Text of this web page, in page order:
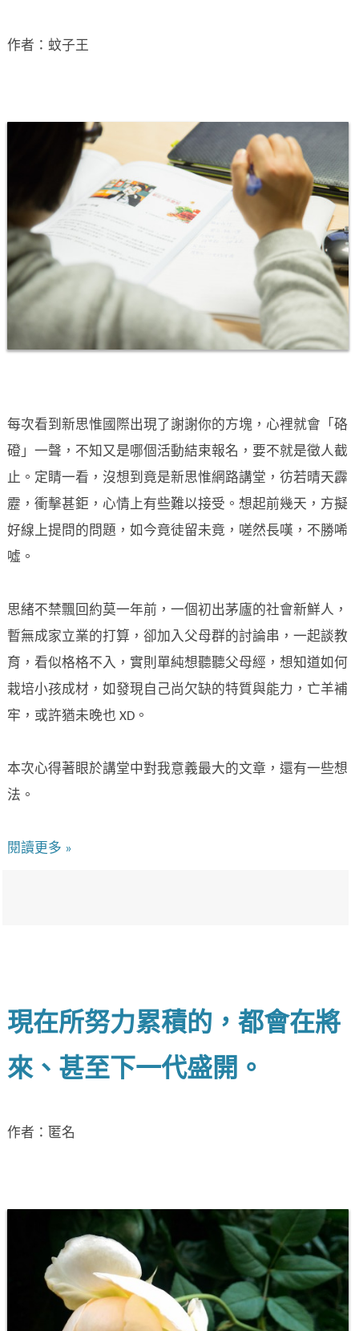
作者：蚊子王
每次看到新思惟國際出現了謝謝你的方塊，心裡就會「硌
磴」一聲，不知又是哪個活動結束報名，要不就是徵人截
止。定睛一看，沒想到竟是新思惟網路講堂，彷若晴天霹
靂，衝擊甚鉅，心情上有些難以接受。想起前幾天，方擬
好線上提問的問題，如今竟徒留未竟，嗟然長嘆，不勝唏
噓。
思緒不禁飄回約莫一年前，一個初出茅廬的社會新鮮人，
暫無成家立業的打算，卻加入父母群的討論串，一起談教
育，看似格格不入，實則單純想聽聽父母經，想知道如何
栽培小孩成材，如發現自己尚欠缺的特質與能力，亡羊補
牢，或許猶未晚也 XD。
本次心得著眼於講堂中對我意義最大的文章，還有一些想
法。
閱讀更多 »
現在所努力累積的，都會在將
來、甚至下一代盛開。
作者：匿名